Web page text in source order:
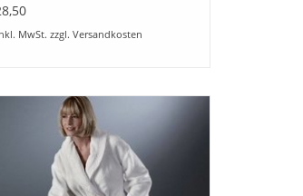
MwSt. zzgl. Versandkosten
Bademantel Rhomtuft für Sie und
Ihn !
Farblich passend zur Frottierwäsche
Princess von Rhomtuft.
ZUM WARENKORB HINZUFÜGEN